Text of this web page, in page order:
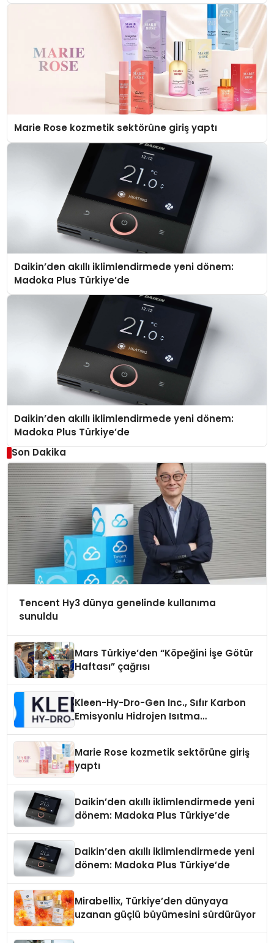
Düzenleyici Onaylarını Aldı
Marie Rose kozmetik sektörüne giriş yaptı
Daikin’den akıllı iklimlendirmede yeni dönem:
Madoka Plus Türkiye’de
Daikin’den akıllı iklimlendirmede yeni dönem:
Madoka Plus Türkiye’de
Son Dakika
Tencent Hy3 dünya genelinde kullanıma
sunuldu
Mars Türkiye’den “Köpeğini İşe Götür
Haftası” çağrısı
Kleen-Hy-Dro-Gen Inc., Sıfır Karbon
Emisyonlu Hidrojen Isıtma
Marie Rose kozmetik sektörüne giriş
yaptı
Daikin’den akıllı iklimlendirmede yeni
dönem: Madoka Plus Türkiye’de
Daikin’den akıllı iklimlendirmede yeni
dönem: Madoka Plus Türkiye’de
Mirabellix, Türkiye’den dünyaya
uzanan güçlü büyümesini sürdürüyor